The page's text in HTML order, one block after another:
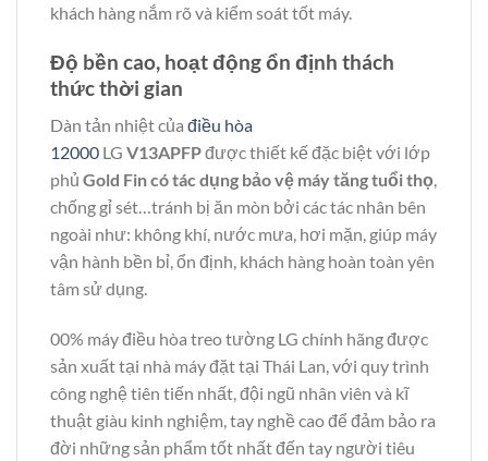
khách hàng nắm rõ và kiểm soát tốt máy.
Độ bền cao, hoạt động ổn định thách
thức thời gian
Dàn tản nhiệt của điều hòa
12000 LG V13APFPđược thiết kế đặc biệt với lớp
phủ Gold Fin có tác dụng bảo vệ máy tăng tuổi thọ,
chống gỉ sét…tránh bị ăn mòn bởi các tác nhân bên
ngoài như: không khí, nước mưa, hơi mặn, giúp máy
vận hành bền bỉ, ổn định, khách hàng hoàn toàn yên
tâm sử dụng.
00% máy điều hòa treo tường LG chính hãng được
sản xuất tại nhà máy đặt tại Thái Lan, với quy trình
công nghệ tiên tiến nhất, đội ngũ nhân viên và kĩ
thuật giàu kinh nghiệm, tay nghề cao để đảm bảo ra
đời những sản phẩm tốt nhất đến tay người tiêu